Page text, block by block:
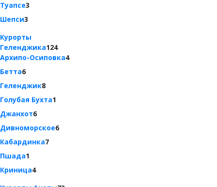
Туапсе3
Шепси3
Курорты
Геленджика124
Архипо-Осиповка4
Бетта6
Геленджик8
Голубая Бухта1
Джанхот6
Дивноморское6
Кабардинка7
Пшада1
Криница4